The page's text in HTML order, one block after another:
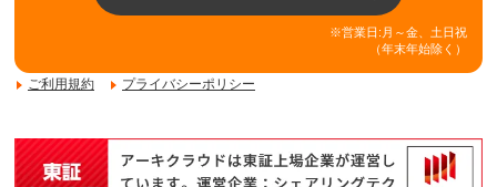
※営業日:月～金、土日祝
（年末年始除く）
ご利用規約 プライバシーポリシー